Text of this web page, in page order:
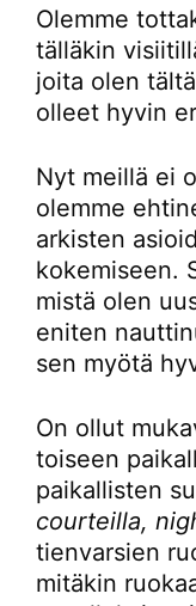
Olemme
tälläkin
joita olen
olleet hyvin
Nyt meillä ei
olemme
arkisten
kokemiseen.
mistä olen
eniten
sen myötä
On ollut
toiseen
paikallisten
courteilla,
tienvarsien
mitäkin